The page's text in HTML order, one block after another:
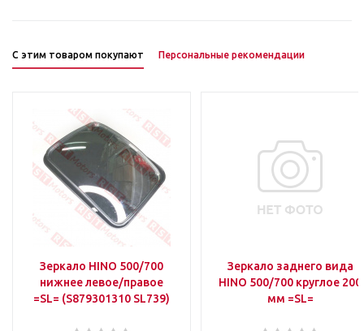
С этим товаром покупают Персональные рекомендации
Зеркало HINO 500/700
нижнее левое/правое
=SL= (S879301310 SL739)
Зеркало заднего вида
HINO 500/700 круглое 200
мм =SL=